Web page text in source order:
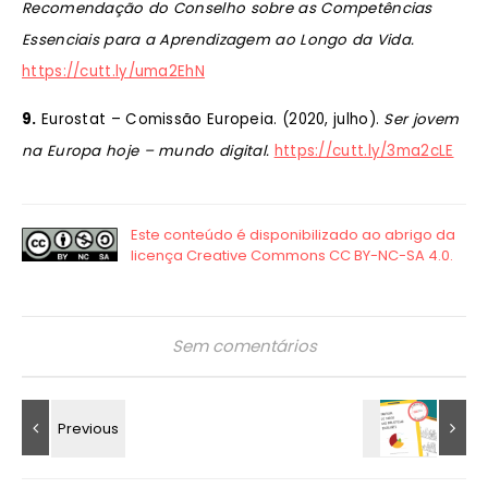
Recomendação do Conselho sobre as Competências
Essenciais para a Aprendizagem ao Longo da Vida.
https://cutt.ly/uma2EhN
9. Eurostat – Comissão Europeia. (2020, julho). Ser jovem
na Europa hoje – mundo digital. https://cutt.ly/3ma2cLE
Sem comentários